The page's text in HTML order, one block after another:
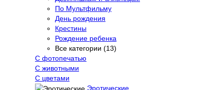
По Мультфильму
День рождения
Крестины
Рождение ребенка
Все категории (13)
С фотопечатью
C животными
С цветами
Эротические